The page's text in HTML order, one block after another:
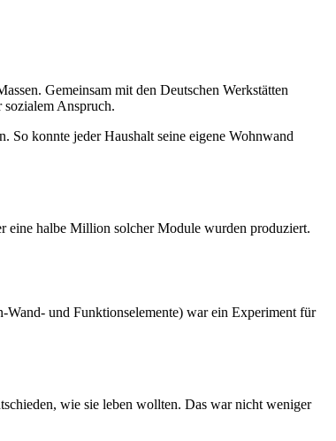
Gemeinsam mit den Deutschen Werkstätten
Anspruch.
So konnte jeder Haushalt seine eigene Wohnwand
eine halbe Million solcher Module wurden produziert.
und Funktionselemente) war ein Experiment für
wie sie leben wollten. Das war nicht weniger